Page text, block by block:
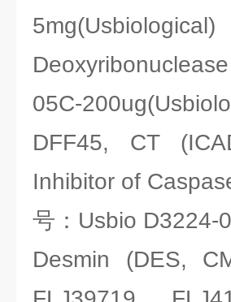
5mg(Usbiological)
05C-
DFF45, CT
Inhibitor of
号：Usbio D3224-
Desmin (DES,